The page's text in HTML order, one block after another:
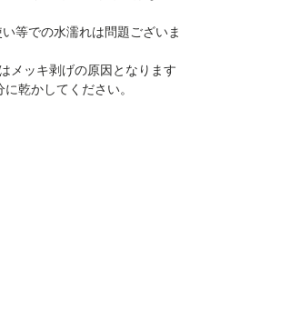
等での水濡れは問題ございま
メッキ剥げの原因となります
乾かしてください。